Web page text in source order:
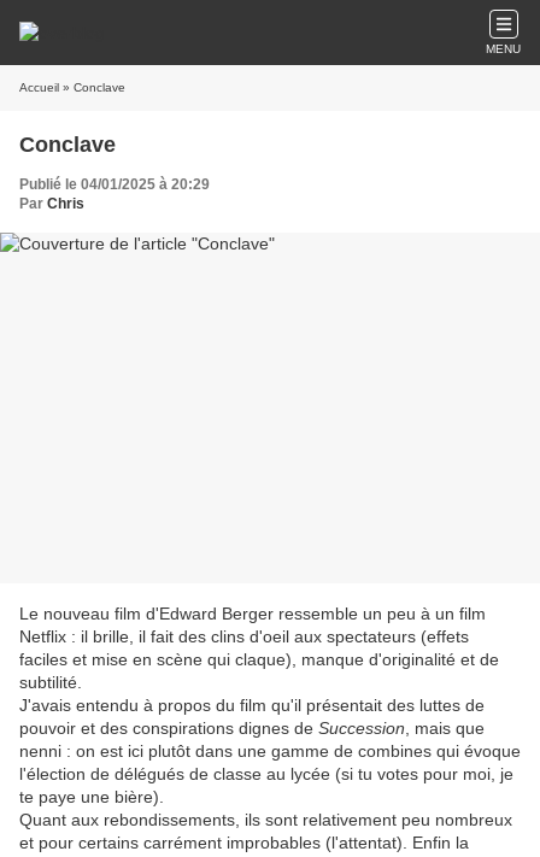
MENU
Accueil » Conclave
Conclave
Publié le 04/01/2025 à 20:29
Par Chris
Le nouveau film d'Edward Berger ressemble un peu à un film
Netflix : il brille, il fait des clins d'oeil aux spectateurs (effets
faciles et mise en scène qui claque), manque d'originalité et de
subtilité.
J'avais entendu à propos du film qu'il présentait des luttes de
pouvoir et des conspirations dignes de Succession , mais que
nenni : on est ici plutôt dans une gamme de combines qui évoque
l'élection de délégués de classe au lycée (si tu votes pour moi, je
te paye une bière).
Quant aux rebondissements, ils sont relativement peu nombreux
et pour certains carrément improbables (l'attentat). Enfin la